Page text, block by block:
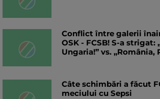
Conflict între galerii
OSK - FCSB! S-a strigat:
Ungaria!” vs. „România,
Câte schimbări a făcut
meciului cu Sepsi